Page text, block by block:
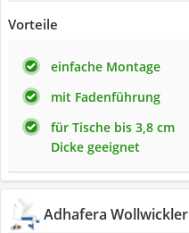
Vorteile
einfache Montage
mit Fadenführung
für Tische bis 3,8 cm
Dicke geeignet
Adhafera Wollwickler